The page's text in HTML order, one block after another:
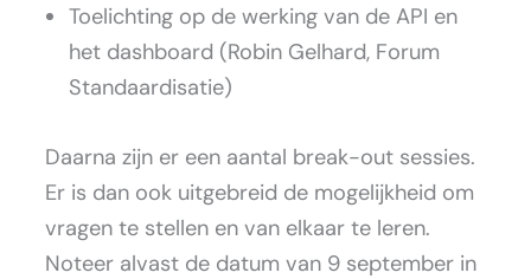
Toelichting op de werking van de API en
het dashboard (Robin Gelhard, Forum
Standaardisatie)
Daarna zijn er een aantal break-out sessies.
Er is dan ook uitgebreid de mogelijkheid om
vragen te stellen en van elkaar te leren.
Noteer alvast de datum van 9 september in